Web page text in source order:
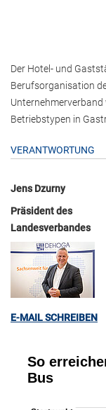
Der Hotel- und
Berufsorganisation
Unternehmerverband
Betriebstypen in
VERANTWORTUNG
Jens Dzurny
Präsident des
Landesverbandes
E-MAIL SCHREIBEN